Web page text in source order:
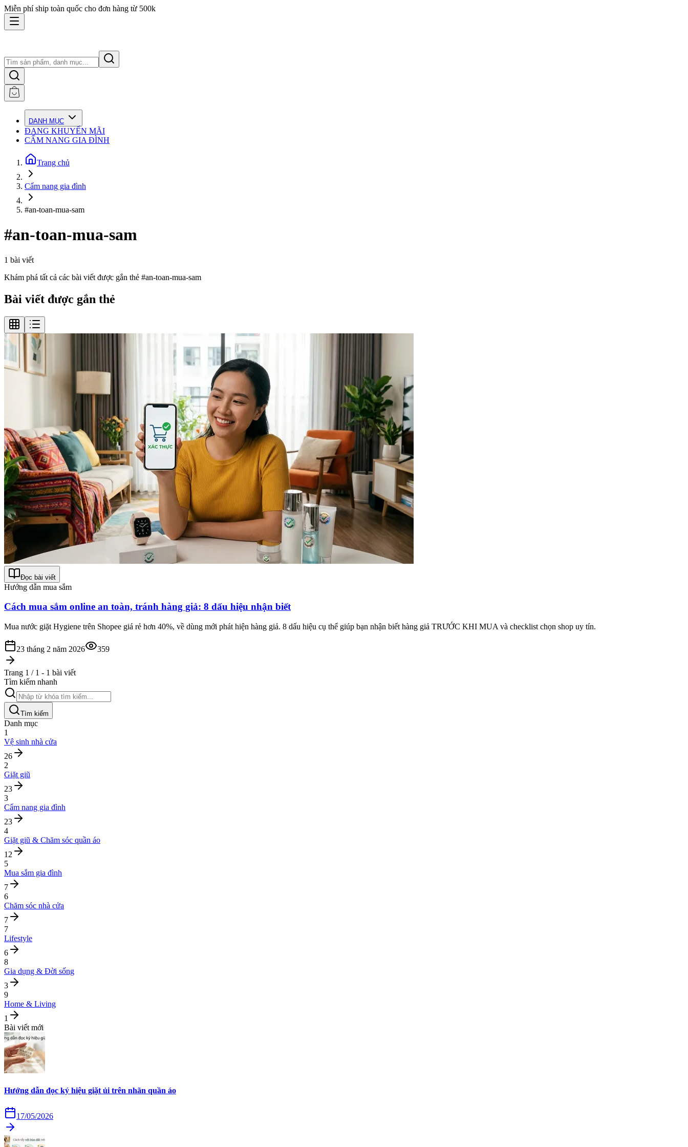
Miễn phí ship toàn quốc cho đơn hàng từ 500k
DANH MỤC
ĐANG KHUYẾN MÃI
CẨM NANG GIA ĐÌNH
Trang chủ
Cẩm nang gia đình
#an-toan-mua-sam
#an-toan-mua-sam
1 bài viết
Khám phá tất cả các bài viết được gắn thẻ #an-toan-mua-sam
Bài viết được gắn thẻ
Đọc bài viết
Hướng dẫn mua sắm
Cách mua sắm online an toàn, tránh hàng giả: 8 dấu hiệu nhận biết
Mua nước giặt Hygiene trên Shopee giá rẻ hơn 40%, về dùng mới phát hiện hàng giả. 8 dấu hiệu cụ thể giúp bạn nhận biết hàng giả TRƯỚC KHI MUA và checklist chọn shop uy tín.
23 tháng 2 năm 2026 359
Trang 1 / 1 - 1 bài viết
Tìm kiếm nhanh
Tìm kiếm
Danh mục
1
Vệ sinh nhà cửa
26
2
Giặt giũ
23
3
Cẩm nang gia đình
23
4
Giặt giũ & Chăm sóc quần áo
12
5
Mua sắm gia đình
7
6
Chăm sóc nhà cửa
7
7
Lifestyle
6
8
Gia dụng & Đời sống
3
9
Home & Living
1
Bài viết mới
Hướng dẫn đọc ký hiệu giặt ủi trên nhãn quần áo
17/05/2026